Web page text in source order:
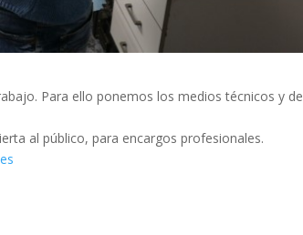
Para ello ponemos los medios técnicos y de
al público, para encargos profesionales.